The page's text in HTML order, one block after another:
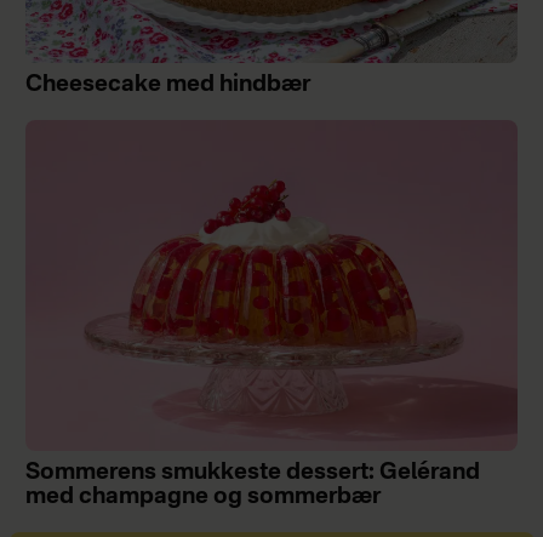
Cheesecake med hindbær
Sommerens smukkeste dessert: Gelérand
med champagne og sommerbær